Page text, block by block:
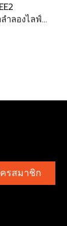
ำลองไลฟ์
หญิง
รสมาชิก